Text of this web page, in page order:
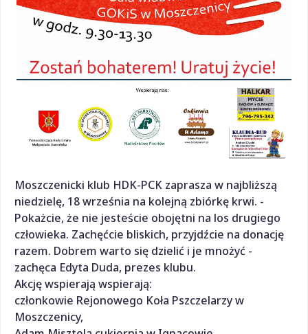
Moszczenicki klub HDK-PCK zaprasza w najbliższą
niedzielę, 18 września na kolejną zbiórkę krwi. -
Pokażcie, że nie jesteście obojętni na los drugiego
człowieka. Zachęćcie bliskich, przyjdźcie na donację
razem. Dobrem warto się dzielić i je mnożyć -
zachęca Edyta Duda, prezes klubu.
Akcję wspierają wspierają:
członkowie Rejonowego Koła Pszczelarzy w
Moszczenicy,